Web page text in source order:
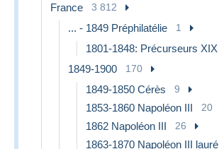
France 3 812
... - 1849 Préphilatélie 1
1801-1848: Précurseurs XIX
1849-1900 170
1849-1850 Cérès 9
1853-1860 Napoléon III 20
1862 Napoléon III 26
1863-1870 Napoléon III lauré